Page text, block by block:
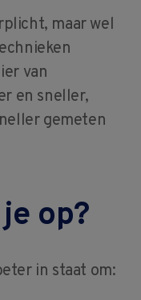
maar wel
van
en sneller,
gemeten
op?
in staat om: